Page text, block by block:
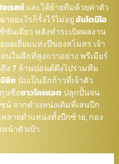
เรสต์และได้ย้ายทีมด้วยค่าตัว
ยอะไรก็รั้งไว้ไม่อยู่อันโตนิโอ
ซั่นเดียว หลังทำระเบิดผลงาน
อดเยี่ยมแห่งปีของสโมสร เจ้า
นในลีกที่สูงกว่าอย่าง พรีเมียร์
ง 7 ล้านปอนด์ดึงไปร่วมทีม
ลิช นับเป็นอีกก้าวที่เจ้าตัว
นซือชาวโครแอต ปลุกปั้นจน
น์ จากตำแหน่งเดิมที่เล่นปีก
ลายตำแหน่งทั้งปีกซ้าย, กอง
น้าตัวเป้า